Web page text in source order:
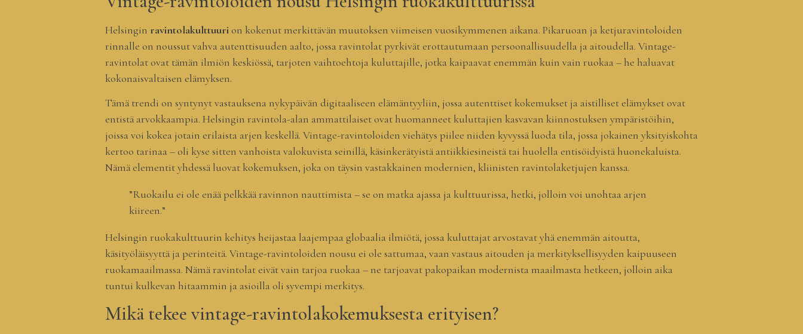
Helsingin ravintolakulttuurion kokenut merkittävän muutoksen viimeisen vuosikymmenen aikana. Pikaruoan ja ketjuravintoloiden
rinnalle on noussut vahva autenttisuuden aalto, jossa ravintolat pyrkivät erottautumaan persoonallisuudella ja aitoudella. Vintage-
ravintolat ovat tämän ilmiön keskiössä, tarjoten vaihtoehtoja kuluttajille, jotka kaipaavat enemmän kuin vain ruokaa – he haluavat
kokonaisvaltaisen elämyksen.
Tämä trendi on syntynyt vastauksena nykypäivän digitaaliseen elämäntyyliin, jossa autenttiset kokemukset ja aistilliset elämykset ovat
entistä arvokkaampia. Helsingin ravintola-alan ammattilaiset ovat huomanneet kuluttajien kasvavan kiinnostuksen ympäristöihin,
joissa voi kokea jotain erilaista arjen keskellä. Vintage-ravintoloiden viehätys piilee niiden kyvyssä luoda tila, jossa jokainen yksityiskohta
kertoo tarinaa – oli kyse sitten vanhoista valokuvista seinillä, käsinkerätyistä antiikkiesineistä tai huolella entisöidyistä huonekaluista.
Nämä elementit yhdessä luovat kokemuksen, joka on täysin vastakkainen modernien, kliinisten ravintolaketjujen kanssa.
”Ruokailu ei ole enää pelkkää ravinnon nauttimista – se on matka ajassa ja kulttuurissa, hetki, jolloin voi unohtaa arjen
kiireen.”
Helsingin ruokakulttuurin kehitys heijastaa laajempaa globaalia ilmiötä, jossa kuluttajat arvostavat yhä enemmän aitoutta,
käsityöläisyyttä ja perinteitä. Vintage-ravintoloiden nousu ei ole sattumaa, vaan vastaus aitouden ja merkityksellisyyden kaipuuseen
ruokamaailmassa. Nämä ravintolat eivät vain tarjoa ruokaa – ne tarjoavat pakopaikan modernista maailmasta hetkeen, jolloin aika
tuntui kulkevan hitaammin ja asioilla oli syvempi merkitys.
Mikä tekee vintage-ravintolakokemuksesta erityisen?